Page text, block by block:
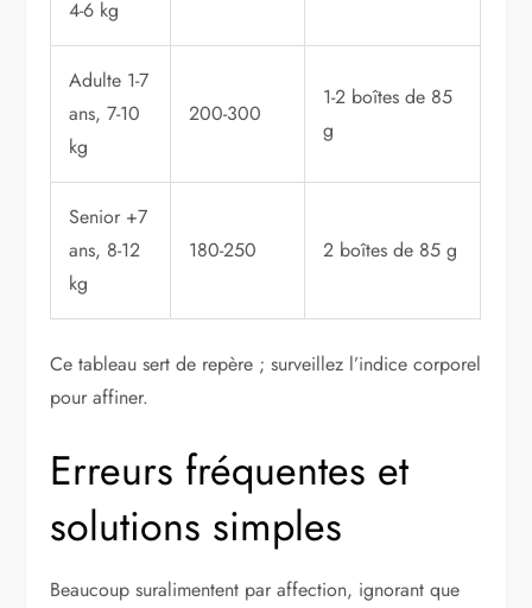
4-6 kg
Adulte 1-7
ans, 7-10
kg
200-300
1-2 boîtes de 85
g
Senior +7
ans, 8-12
kg
180-250 2 boîtes de 85 g
Ce tableau sert de repère ; surveillez l’indice corporel
pour affiner.
Erreurs fréquentes et
solutions simples
Beaucoup suralimentent par affection, ignorant que